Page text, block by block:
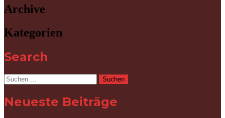
Archive
Kategorien
Search
Suchen
Neueste Beiträge